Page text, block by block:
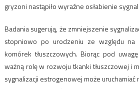
gryzoni nastąpiło wyraźne osłabienie
Badania sugerują, że zmniejszenie
stopniowo po urodzeniu ze względu
komórek tłuszczowych. Biorąc pod
ważną rolę w rozwoju tkanki tłuszczowej i
sygnalizacji estrogenowej może